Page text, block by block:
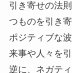
引き寄せの法
つものを引き
ポジティブな
来事や人々を
逆に、ネガテ